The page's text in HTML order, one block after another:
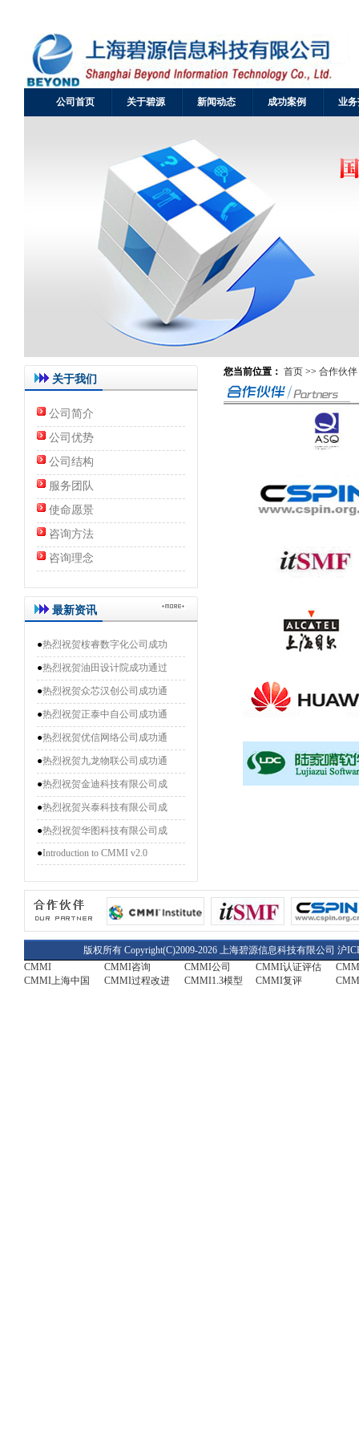
公司首页 关于碧源 新闻动态 成功案例 业
关于我们
公司简介
公司优势
公司结构
服务团队
使命愿景
咨询方法
咨询理念
最新资讯
●热烈祝贺桉睿数字化公司成功
●热烈祝贺油田设计院成功通过
●热烈祝贺众芯汉创公司成功通
●热烈祝贺正泰中自公司成功通
●热烈祝贺优信网络公司成功通
●热烈祝贺九龙物联公司成功通
●热烈祝贺金迪科技有限公司成
●热烈祝贺兴泰科技有限公司成
●热烈祝贺华图科技有限公司成
●Introduction to CMMI v2.0
您当前位置： 首页 >> 合作伙伴
版权所有 Copyright(C)2009-2026 上海碧源信息科技有限公司 沪
CMMI
CMMI咨询 CMMI公司 CMMI认证评估
CMMI上海中国
CMMI过程改进 CMMI1.3模型 CMMI复评